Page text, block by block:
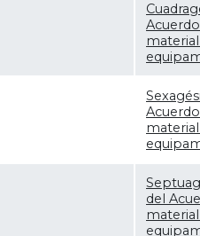
del